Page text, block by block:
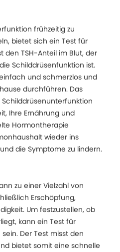
frühzeitig zu
bietet sich ein Test für
den TSH-Anteil im Blut, der
Schilddrüsenfunktion ist.
und schmerzlos und
durchführen. Das
Ihre Ernährung und
Hormontherapie
wieder ins
die Symptome zu lindern.
zu einer Vielzahl von
Erschöpfung,
Um festzustellen, ob
kann ein Test für
Der Test misst den
bietet somit eine schnelle